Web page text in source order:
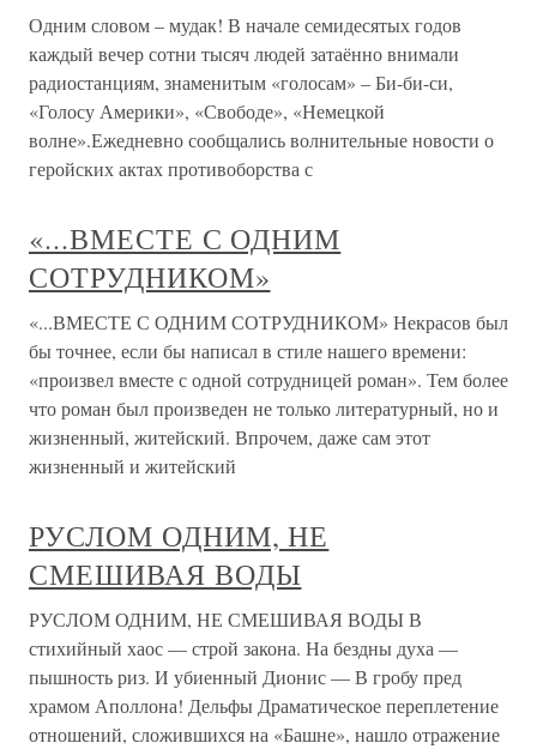
Одним словом – мудак! В начале семидесятых годов
каждый вечер сотни тысяч людей затаённо внимали
радиостанциям, знаменитым «голосам» – Би-би-си,
«Голосу Америки», «Свободе», «Немецкой
волне».Ежедневно сообщались волнительные новости о
геройских актах противоборства с
«...ВМЕСТЕ С ОДНИМ
СОТРУДНИКОМ»
«...ВМЕСТЕ С ОДНИМ СОТРУДНИКОМ» Некрасов был
бы точнее, если бы написал в стиле нашего времени:
«произвел вместе с одной сотрудницей роман». Тем более
что роман был произведен не только литературный, но и
жизненный, житейский. Впрочем, даже сам этот
жизненный и житейский
РУСЛОМ ОДНИМ, НЕ
СМЕШИВАЯ ВОДЫ
РУСЛОМ ОДНИМ, НЕ СМЕШИВАЯ ВОДЫ В
стихийный хаос — строй закона. На бездны духа —
пышность риз. И убиенный Дионис — В гробу пред
храмом Аполлона! Дельфы Драматическое переплетение
отношений, сложившихся на «Башне», нашло отражение